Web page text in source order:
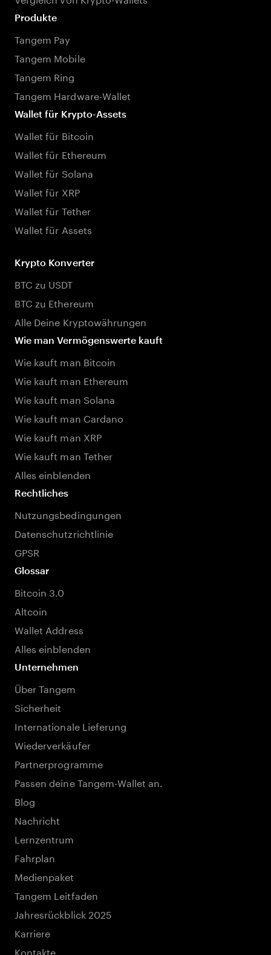
Produkte
Tangem Pay
Tangem Mobile
Tangem Ring
Tangem Hardware-Wallet
Wallet für Krypto-Assets
Wallet für Bitcoin
Wallet für Ethereum
Wallet für Solana
Wallet für XRP
Wallet für Tether
Wallet für Assets
Krypto Konverter
BTC zu USDT
BTC zu Ethereum
Alle Deine Kryptowährungen
Wie man Vermögenswerte kauft
Wie kauft man Bitcoin
Wie kauft man Ethereum
Wie kauft man Solana
Wie kauft man Cardano
Wie kauft man XRP
Wie kauft man Tether
Alles einblenden
Rechtliches
Nutzungsbedingungen
Datenschutzrichtlinie
GPSR
Glossar
Bitcoin 3.0
Altcoin
Wallet Address
Alles einblenden
Unternehmen
Über Tangem
Sicherheit
Internationale Lieferung
Wiederverkäufer
Partnerprogramme
Passen deine Tangem-Wallet an.
Blog
Nachricht
Lernzentrum
Fahrplan
Medienpaket
Tangem Leitfaden
Jahresrückblick 2025
Karriere
Kontakte